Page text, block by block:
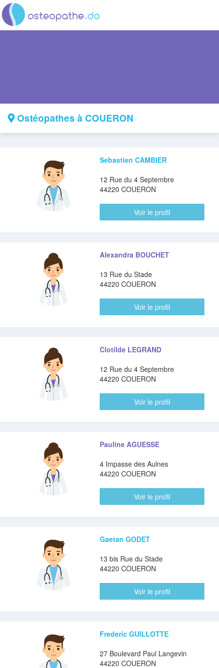
Ostéopathes à COUERON
Sebastien CAMBIER
12 Rue du 4 Septembre
44220 COUERON
Voir le profil
Alexandra BOUCHET
13 Rue du Stade
44220 COUERON
Voir le profil
Clotilde LEGRAND
12 Rue du 4 Septembre
44220 COUERON
Voir le profil
Pauline AGUESSE
4 Impasse des Aulnes
44220 COUERON
Voir le profil
Gaetan GODET
13 bis Rue du Stade
44220 COUERON
Voir le profil
Frederic GUILLOTTE
27 Boulevard Paul Langevin
44220 COUERON